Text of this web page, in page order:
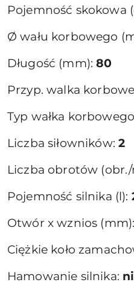
Pojemność skokowa
Ø wału korbowego
Długość (mm):80
Przyp. walka
Typ wałka
Liczba siłowników:2
Liczba obrotów
Pojemność silnika (l):
Otwór x wznios
Ciężkie koło
Hamowanie silnika: